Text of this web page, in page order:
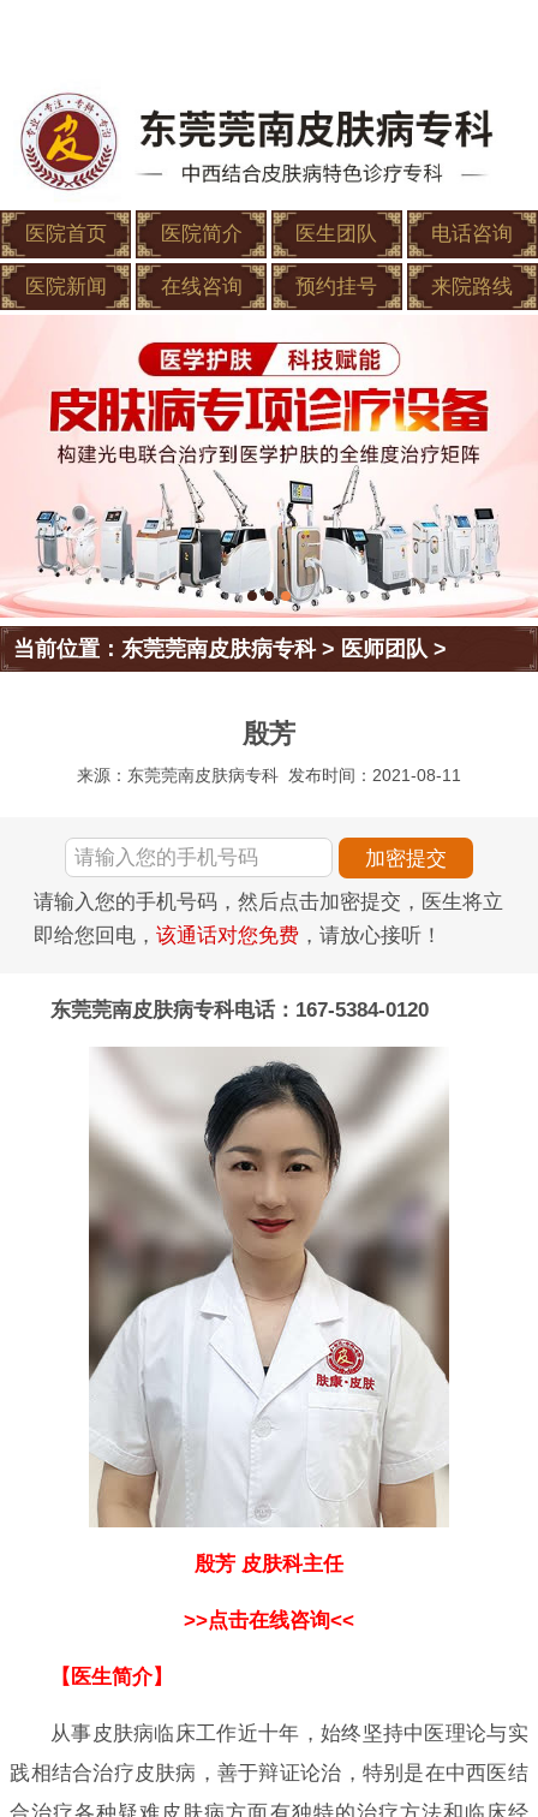
医院首页 医院简介 医生团队 电话咨询
医院新闻 在线咨询 预约挂号 来院路线
当前位置：东莞莞南皮肤病专科> 医师团队 >
殷芳
来源：东莞莞南皮肤病专科 发布时间：2021-08-11
请输入您的手机号码，然后点击加密提交，医生将立
即给您回电， 该通话对您免费 ，请放心接听！
东莞莞南皮肤病专科电话：167-5384-0120
殷芳 皮肤科主任
>>点击在线咨询<<
【医生简介】
从事皮肤病临床工作近十年，始终坚持中医理论与实
践相结合治疗皮肤病，善于辩证论治，特别是在中西医结
合治疗各种疑难皮肤病方面有独特的治疗方法和临床经